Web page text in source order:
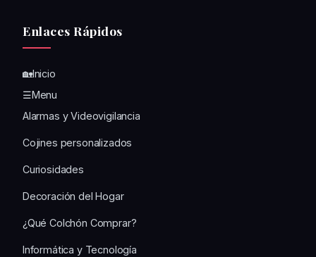
Enlaces Rápidos
🏡Inicio
☰Menu
Alarmas y Videovigilancia
Cojines personalizados
Curiosidades
Decoración del Hogar
¿Qué Colchón Comprar?
Informática y Tecnología